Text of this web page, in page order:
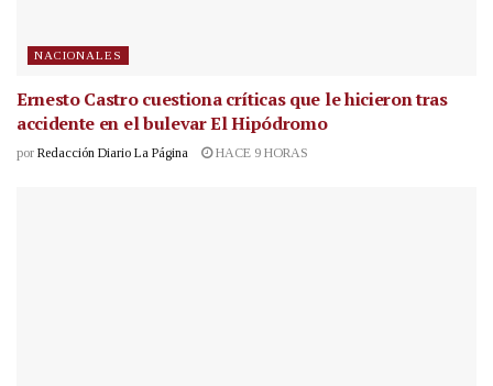
NACIONALES
Ernesto Castro cuestiona críticas que le hicieron tras
accidente en el bulevar El Hipódromo
por Redacción Diario La Página HACE 9 HORAS